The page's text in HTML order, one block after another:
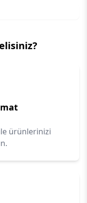
ürünlerinizi